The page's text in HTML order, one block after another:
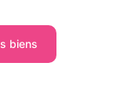
biens